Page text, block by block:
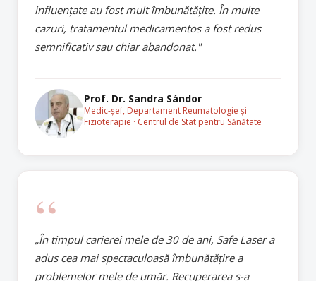
influențate au fost mult îmbunătățite. În multe
cazuri, tratamentul medicamentos a fost redus
semnificativ sau chiar abandonat."
Prof. Dr. Sandra Sándor
Medic-șef, Departament Reumatologie și
Fizioterapie · Centrul de Stat pentru Sănătate
“
„În timpul carierei mele de 30 de ani, Safe Laser a
adus cea mai spectaculoasă îmbunătățire a
problemelor mele de umăr. Recuperarea s-a